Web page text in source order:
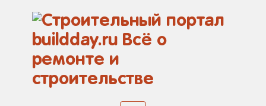
content